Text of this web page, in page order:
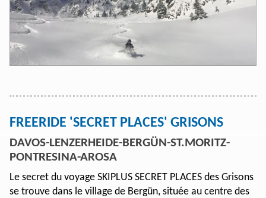
FREERIDE 'SECRET PLACES' GRISONS
DAVOS-LENZERHEIDE-BERGÜN-ST.MORITZ-
PONTRESINA-AROSA
Le secret du voyage SKIPLUS SECRET PLACES des Grisons
se trouve dans le village de Bergün, située au centre des